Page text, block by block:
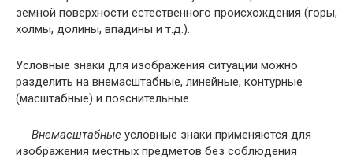
земной поверхности естественного происхождения (горы,
холмы, долины, впадины и т.д.).
Условные знаки для изображения ситуации можно
разделить на внемасштабные, линейные, контурные
(масштабные) и пояснительные.
Внемасштабные условные знаки применяются для
изображения местных предметов без соблюдения